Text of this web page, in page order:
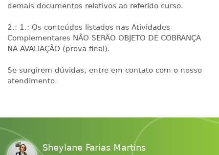
demais documentos relativos ao referido curso.
2.: 1.: Os conteúdos listados nas Atividades
Complementares NÃO SERÃO OBJETO DE COBRANÇA
NA AVALIAÇÃO (prova final).
Se surgirem dúvidas, entre em contato com o nosso
atendimento.
Sheylane Farias Martins